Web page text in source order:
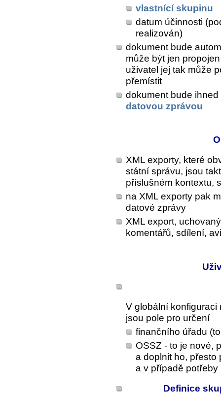
vlastnící skupinu
datum účinnosti
realizován)
dokument bude
může být jen
uživatel jej tak může
přemístit
dokument bude
datovou zprávou
XML exporty, které
státní správu, jsou
příslušném kontextu,
na XML exporty pak
datové zprávy
XML export,
komentářů, sdílení,
V globální
jsou pole pro určení
finančního úřadu
OSSZ - to je nové,
a doplnit ho, přesto
a v případě potřeby
Definice